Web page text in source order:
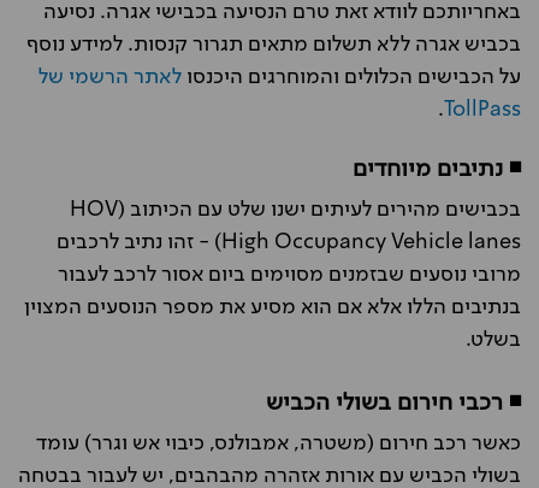
באחריותכם לוודא זאת טרם הנסיעה בכבישי אגרה. נסיעה
בכביש אגרה ללא תשלום מתאים תגרור קנסות. למידע נוסף
על הכבישים הכלולים והמוחרגים היכנסו לאתר הרשמי של
TollPass
.
◾ נתיבים מיוחדים
בכבישים מהירים לעיתים ישנו שלט עם הכיתוב (HOV
(High Occupancy Vehicle lanes - זהו נתיב לרכבים
מרובי נוסעים שבזמנים מסוימים ביום אסור לרכב לעבור
בנתיבים הללו אלא אם הוא מסיע את מספר הנוסעים המצוין
בשלט.
◾ רכבי חירום בשולי הכביש
כאשר רכב חירום (משטרה, אמבולנס, כיבוי אש וגרר) עומד
בשולי הכביש עם אורות אזהרה מהבהבים, יש לעבור בבטחה